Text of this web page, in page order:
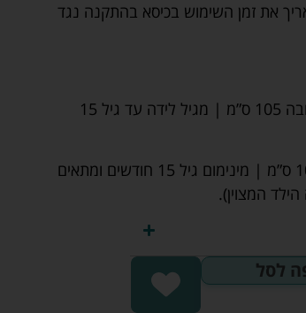
את זמן השימוש בכיסא בהתקנה נגד
התקנה נגד כיוון הנסיעה – מגובה 40 ס”מ ועד גובה 105 ס”מ | מגיל לידה עד גיל 15
התקנה עם כיוון הנסיעה– מגובה 76 ס”מ ועד 105 ס”מ | מינימום גיל 15 חודשים ומתאים
לסל